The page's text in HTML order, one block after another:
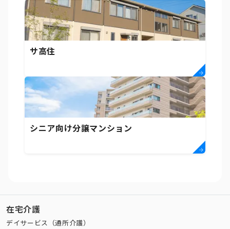
サ高住
シニア向け分譲マンション
在宅介護
デイサービス（通所介護）